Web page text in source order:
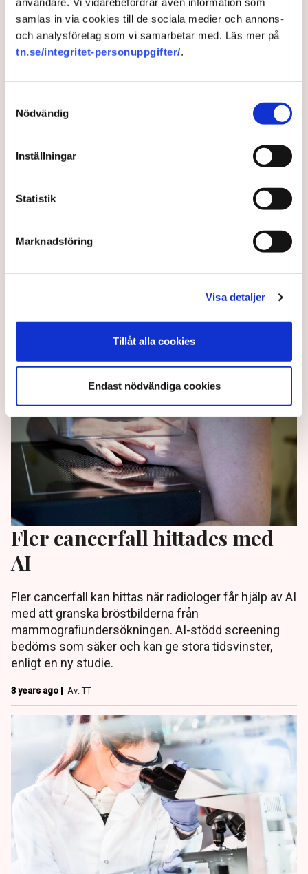
samlas in via cookies till de sociala medier och annons-
och analysföretag som vi samarbetar med. Läs mer på
tn.se/integritet-personuppgifter/.
Nödvändig
Inställningar
Statistik
Marknadsföring
Visa detaljer
Tillåt alla cookies
Endast nödvändiga cookies
Så upptäcks cancer med AI –
svenska företaget först i
världen
Bröstcentrum på Capio S:t Görans Sjukhus är först i
världen att använda AI för att upptäcka cancer.
studien”, säger överläkare och bröstradiolog Karin
Av: Gabriel Cardona Cervantes
Fler cancerfall hittades med
AI
Fler cancerfall kan hittas när radiologer får hjälp av AI
med att granska bröstbilderna från
mammografiundersökningen. AI-stödd screening
bedöms som säker och kan ge stora tidsvinster,
enligt en ny studie.
3 years ago | Av: TT